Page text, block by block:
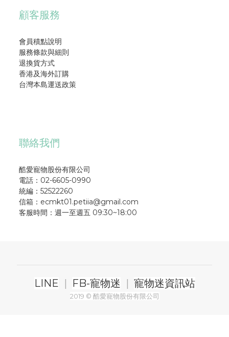
顧客服務
會員積點說明
服務條款與細則
退換貨方式
香港及海外訂購
台灣本島運送政策
聯絡我們
酷愛寵物股份有限公司
電話：02-6605-0990
統編：52522260
信箱：ecmkt01.petiia@gmail.com
客服時間：週一至週五 09:30~18:00
LINE | FB-寵物迷 | 寵物迷資訊站
2019 © 酷愛寵物股份有限公司